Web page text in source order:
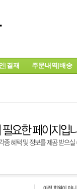
|결재 주문내역|배송